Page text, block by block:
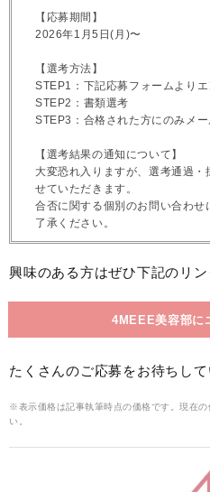
【応募期間】
2026年1月5日(月)〜
【選考方法】
STEP1：下記応募フォームよりエ
STEP2：書類選考
STEP3：合格された方にのみメー
【選考結果の通知について】
大変恐れ入りますが、選考通過
せていただきます。
合否に関する個別のお問い合わ
了承ください。
興味のある方はぜひ下記のリ
4MEEE美容部に
たくさんのご応募をお待ちして
※表示価格は記事執筆時点の価格です。現在
い。